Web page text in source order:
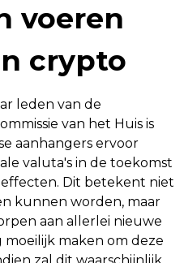
voeren
crypto
leden van de
van het Huis is
aanhangers ervoor
valuta's in de toekomst
Dit betekent niet
kunnen worden, maar
aan allerlei nieuwe
maken om deze